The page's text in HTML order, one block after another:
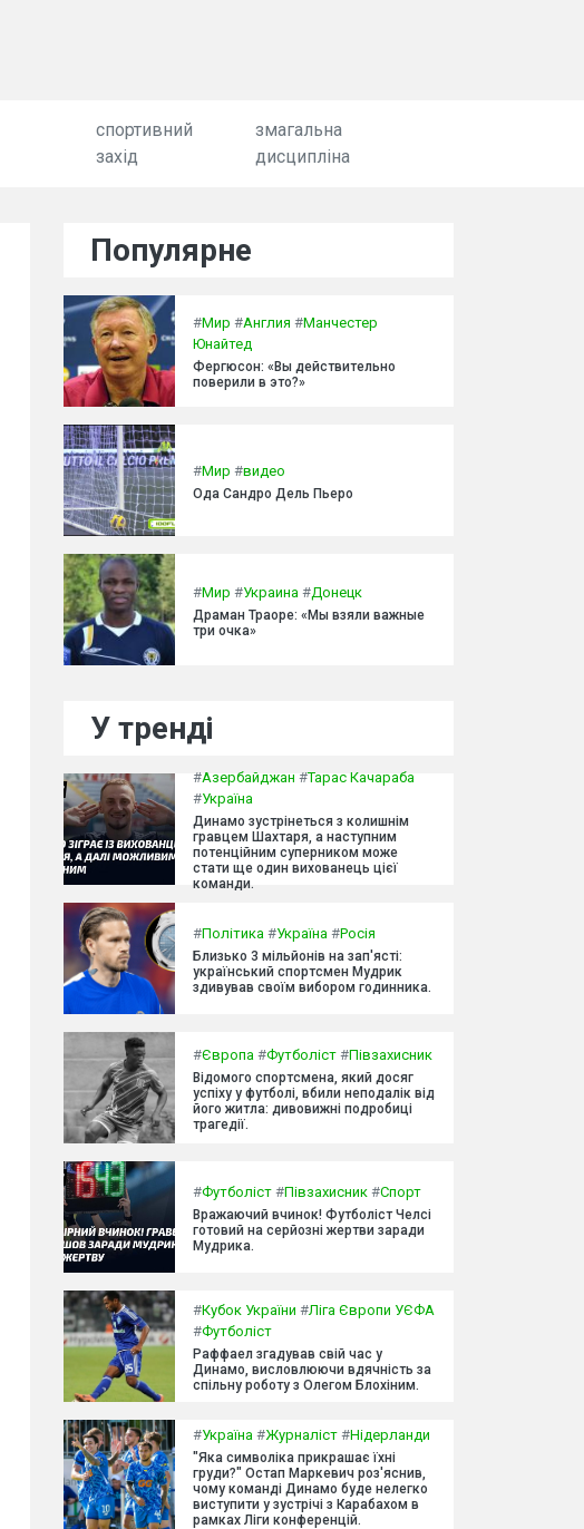
спортивний
захід
змагальна
дисципліна
Популярне
#Мир #Англия #Манчестер
Юнайтед
Фергюсон: «Вы действительно
поверили в это?»
#Мир #видео
Ода Сандро Дель Пьеро
#Мир #Украина #Донецк
Драман Траоре: «Мы взяли важные
три очка»
У тренді
#Азербайджан #Тарас Качараба
#Україна
Динамо зустрінеться з колишнім
гравцем Шахтаря, а наступним
потенційним суперником може
стати ще один вихованець цієї
команди.
#Політика #Україна #Росія
Близько 3 мільйонів на зап'ясті:
український спортсмен Мудрик
здивував своїм вибором годинника.
#Європа #Футболіст #Півзахисник
Відомого спортсмена, який досяг
успіху у футболі, вбили неподалік від
його житла: дивовижні подробиці
трагедії.
#Футболіст #Півзахисник #Спорт
Вражаючий вчинок! Футболіст Челсі
готовий на серйозні жертви заради
Мудрика.
#Кубок України #Ліга Європи УЄФА
#Футболіст
Раффаел згадував свій час у
Динамо, висловлюючи вдячність за
спільну роботу з Олегом Блохіним.
#Україна #Журналіст #Нідерланди
"Яка символіка прикрашає їхні
груди?" Остап Маркевич роз'яснив,
чому команді Динамо буде нелегко
виступити у зустрічі з Карабахом в
рамках Ліги конференцій.